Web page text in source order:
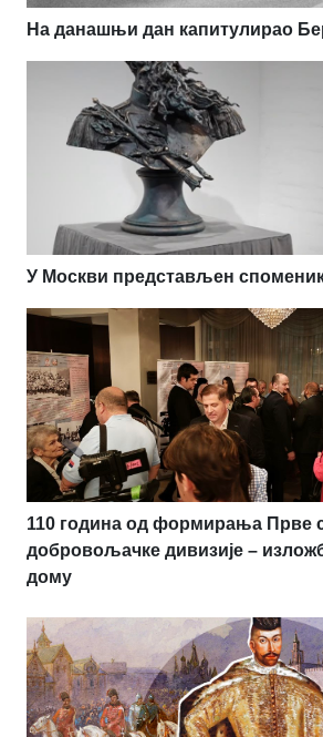
На данашњи дан капитулирао
У Москви представљен
110 година од формирања Прве
добровољачке дивизије –
дому